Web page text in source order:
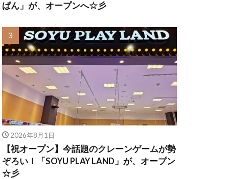
ぱん」が、オープンへ☆彡
2026年8月1日
【祝オープン】今話題のクレーンゲームが勢
ぞろい！「SOYU PLAY LAND」が、オープン
☆彡